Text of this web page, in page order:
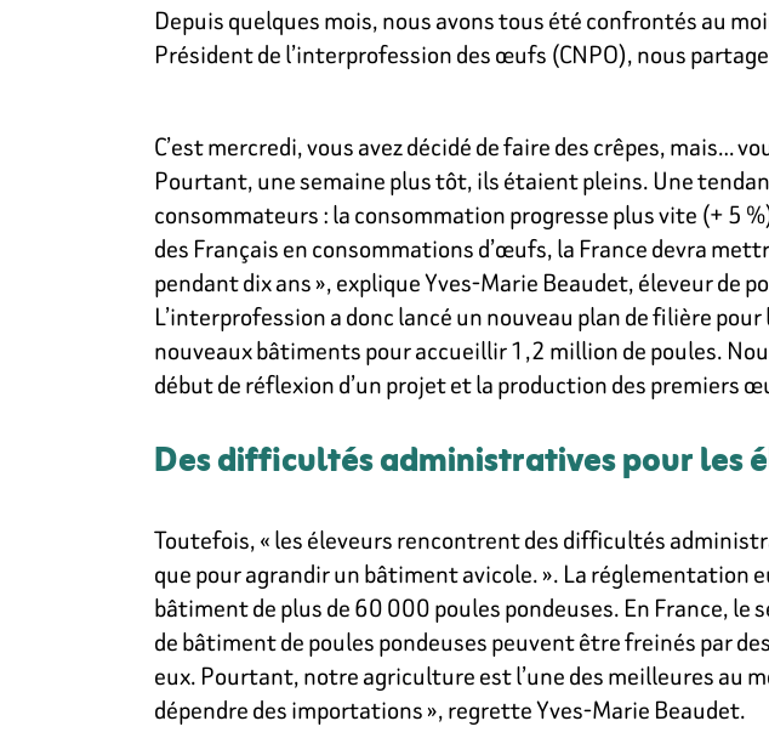
Depuis quelques mois, nous avons tous été confrontés au
Président de l’interprofession des œufs (CNPO), nous
C’est mercredi, vous avez décidé de faire des crêpes, mais…
Pourtant, une semaine plus tôt, ils étaient pleins. Une
consommateurs : la consommation progresse plus vite (+ 5
des Français en consommations d’œufs, la France devra
pendant dix ans », explique Yves-Marie Beaudet, éleveur de
L’interprofession a donc lancé un nouveau plan de filière
nouveaux bâtiments pour accueillir 1,2 million de poules.
début de réflexion d’un projet et la production des premiers
Des difficultés administratives pour les
Toutefois, « les éleveurs rencontrent des difficultés
que pour agrandir un bâtiment avicole. ». La réglementation
bâtiment de plus de 60 000 poules pondeuses. En France,
de bâtiment de poules pondeuses peuvent être freinés par
eux. Pourtant, notre agriculture est l’une des meilleures au
dépendre des importations », regrette Yves-Marie Beaudet.